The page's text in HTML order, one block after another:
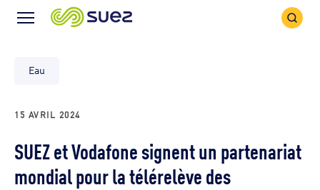
Icône
Icône
Eau
15 AVRIL 2024
SUEZ et Vodafone signent un partenariat
mondial pour la télérelève des